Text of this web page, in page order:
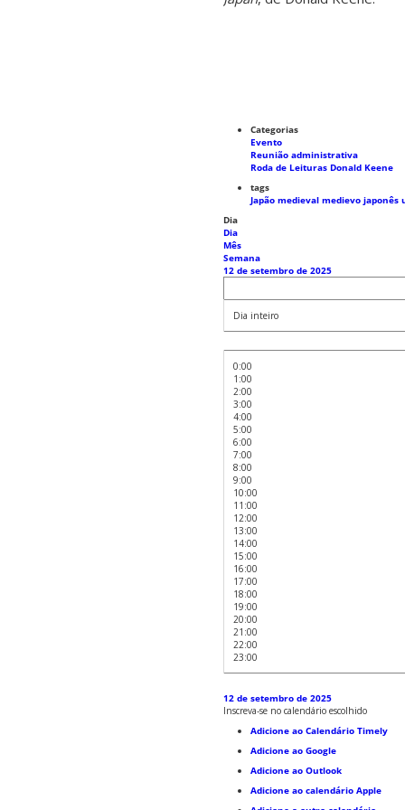
Categorias
Evento
Reunião administrativa
Roda de Leituras Donald Keene
tags
Japão medieval medievo japonês
Dia
Dia
Mês
Semana
12 de setembro de 2025
Dia inteiro
0:00
1:00
2:00
3:00
4:00
5:00
6:00
7:00
8:00
9:00
10:00
11:00
12:00
13:00
14:00
15:00
16:00
17:00
18:00
19:00
20:00
21:00
22:00
23:00
12 de setembro de 2025
Inscreva-se no calendário escolhido
Adicione ao Calendário Timely
Adicione ao Google
Adicione ao Outlook
Adicione ao calendário Apple